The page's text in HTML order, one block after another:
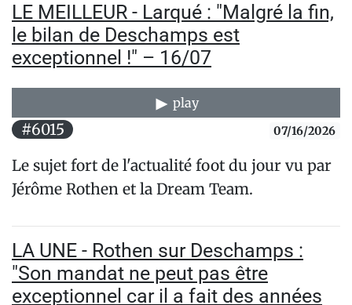
LE MEILLEUR - Larqué : "Malgré la fin,
le bilan de Deschamps est
exceptionnel !" – 16/07
play
#6015 07/16/2026
Le sujet fort de l'actualité foot du jour vu par
Jérôme Rothen et la Dream Team.
LA UNE - Rothen sur Deschamps :
"Son mandat ne peut pas être
exceptionnel car il a fait des années